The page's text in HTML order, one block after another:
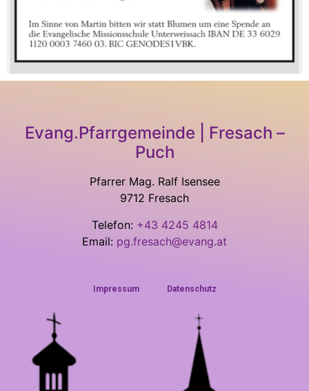
Evang.Pfarrgemeinde | Fresach –
Puch
Pfarrer Mag. Ralf Isensee
9712 Fresach
Telefon: +43 4245 4814
Email: pg.fresach@evang.at
Impressum Datenschutz